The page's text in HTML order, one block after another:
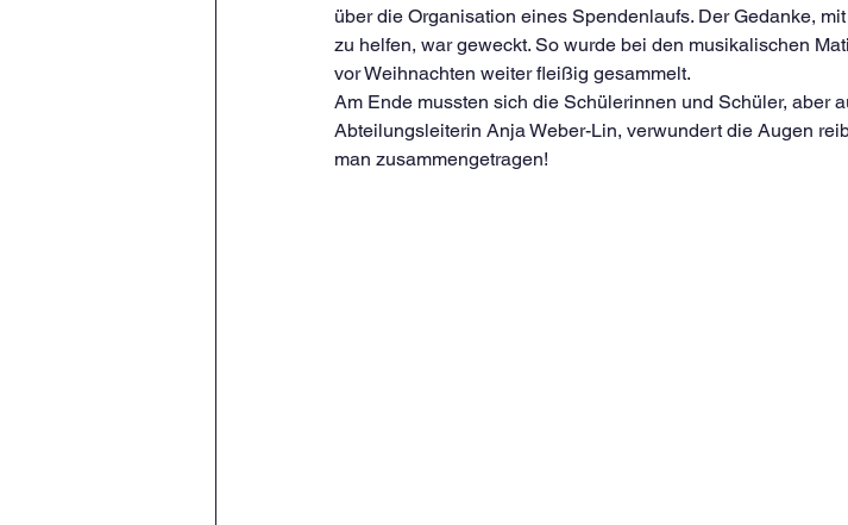
über die Organisation eines Spendenlaufs. Der Gedanke,
zu helfen, war geweckt. So wurde bei den musikalischen
vor Weihnachten weiter fleißig gesammelt.
Am Ende mussten sich die Schülerinnen und Schüler, aber
Abteilungsleiterin Anja Weber-Lin, verwundert die Augen
man zusammengetragen!